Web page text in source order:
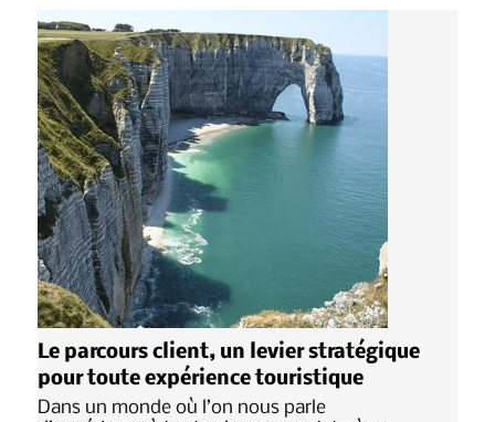
Le parcours client, un levier stratégique
pour toute expérience touristique
Dans un monde où l’on nous parle